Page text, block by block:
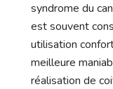
syndrome du
est souvent
utilisation
meilleure
réalisation de